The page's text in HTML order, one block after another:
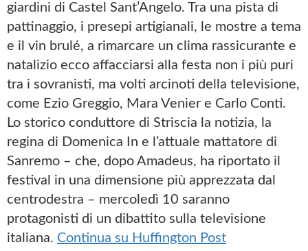
giardini di Castel Sant’Angelo. Tra una pista di
pattinaggio, i presepi artigianali, le mostre a tema
e il vin brulé, a rimarcare un clima rassicurante e
natalizio ecco affacciarsi alla festa non i più puri
tra i sovranisti, ma volti arcinoti della televisione,
come Ezio Greggio, Mara Venier e Carlo Conti.
Lo storico conduttore di Striscia la notizia, la
regina di Domenica In e l’attuale mattatore di
Sanremo – che, dopo Amadeus, ha riportato il
festival in una dimensione più apprezzata dal
centrodestra – mercoledì 10 saranno
protagonisti di un dibattito sulla televisione
italiana. Continua su Huffington Post